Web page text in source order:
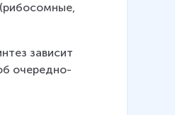
за­ви­сит
оче­ред­но­